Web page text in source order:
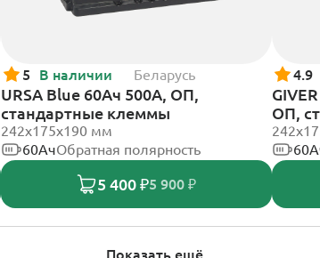
5 В наличии Беларусь
URSA Blue 60Ач 500А, ОП,
стандартные клеммы
242х175х190 мм
60АчОбратная полярность
5 400 ₽5 900 ₽
4.9
ОП,
Показать ещё